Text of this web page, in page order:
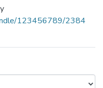
123456789/2384